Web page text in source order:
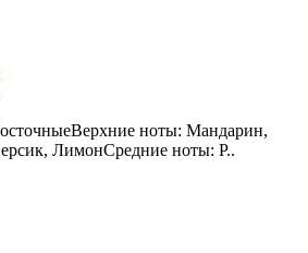
ноты: Мандарин,
ЛимонСредние ноты: Р..